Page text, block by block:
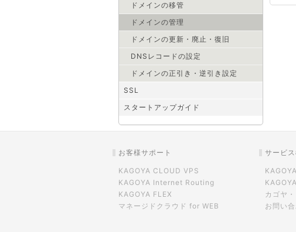
ドメインの移管
ドメインの管理
ドメインの更新・廃止・復旧
DNSレコードの設定
ドメインの正引き・逆引き設定
SSL
スタートアップガイド
お客様サポート
KAGOYA CLOUD VPS
KAGOYA Internet Routing
KAGOYA FLEX
マネージドクラウド for WEB
サービ
カゴヤ
お問い